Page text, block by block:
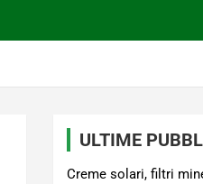
ULTIME
Creme solari, filtri